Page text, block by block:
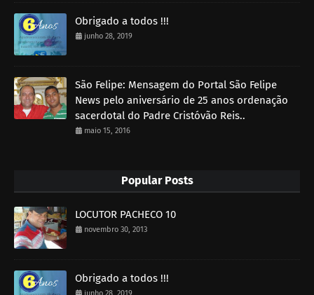
Obrigado a todos !!!
junho 28, 2019
São Felipe: Mensagem do Portal São Felipe
News pelo aniversário de 25 anos ordenação
sacerdotal do Padre Cristóvão Reis..
maio 15, 2016
Popular Posts
LOCUTOR PACHECO 10
novembro 30, 2013
Obrigado a todos !!!
junho 28, 2019